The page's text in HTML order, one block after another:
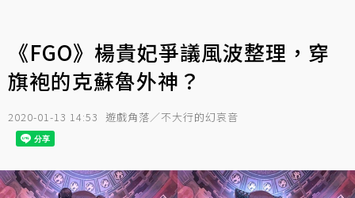
《FGO》楊貴妃爭議風波整理，穿
旗袍的克蘇魯外神？
2020-01-13 14:53 遊戲角落／不大行的幻哀音